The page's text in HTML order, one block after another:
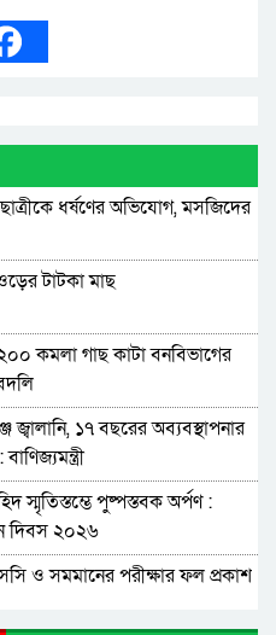
ধর্ষণের অভিযোগ, মসজিদের
টাটকা মাছ
কমলা গাছ কাটা বনবিভাগের
জ্বালানি, ১৭ বছরের অব্যবস্থাপনার
স্মৃতিস্তম্ভে পুষ্পস্তবক অর্পণ :
দিবস ২০২৬
ও সমমানের পরীক্ষার ফল প্রকাশ